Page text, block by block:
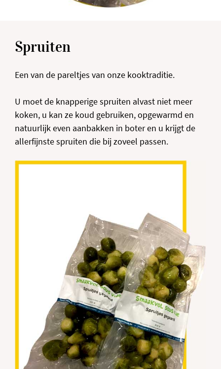
Spruiten
Een van de pareltjes van onze kooktraditie.
U moet de knapperige spruiten alvast niet meer
koken, u kan ze koud gebruiken, opgewarmd en
natuurlijk even aanbakken in boter en u krijgt de
allerfijnste spruiten die bij zoveel passen.